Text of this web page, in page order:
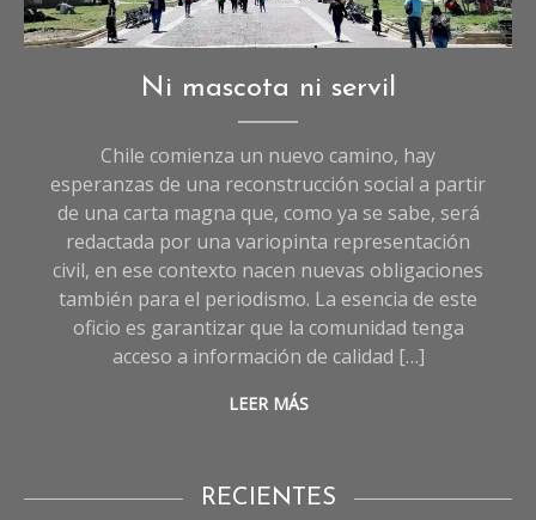
Editorial
Ni mascota ni servil
Chile comienza un nuevo camino, hay
esperanzas de una reconstrucción social a partir
de una carta magna que, como ya se sabe, será
redactada por una variopinta representación
civil, en ese contexto nacen nuevas obligaciones
también para el periodismo. La esencia de este
oficio es garantizar que la comunidad tenga
acceso a información de calidad […]
LEER MÁS
RECIENTES